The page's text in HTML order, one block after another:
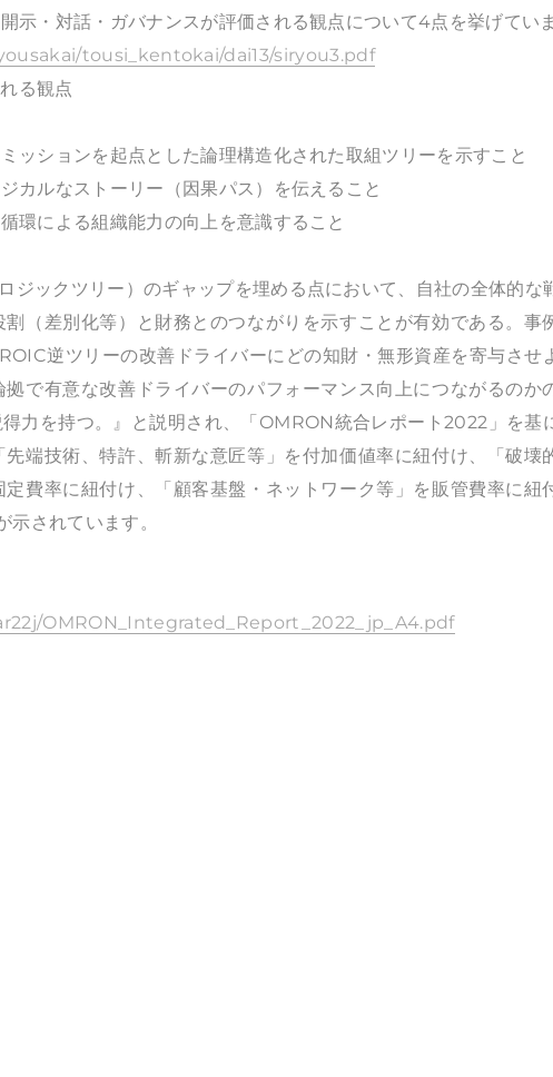
示・対話・ガバナンスが評価される観点について4点を挙げていま
tousi_kentokai/dai13/siryou3.pdf
る観点
ッションを起点とした論理構造化された取組ツリーを示すこと
カルなストーリー（因果パス）を伝えること
環による組織能力の向上を意識すること
ジックツリー）のギャップを埋める点において、自社の全体的な
（差別化等）と財務とのつながりを示すことが有効である。事
逆ツリーの改善ドライバーにどの知財・無形資産を寄与させ
で有意な改善ドライバーのパフォーマンス向上につながるのか
力を持つ。』と説明され、「OMRON統合レポート2022」を基
端技術、特許、斬新な意匠等」を付加価値率に紐付け、「破壊
費率に紐付け、「顧客基盤・ネットワーク等」を販管費率に紐
示されています。
OMRON_Integrated_Report_2022_jp_A4.pdf